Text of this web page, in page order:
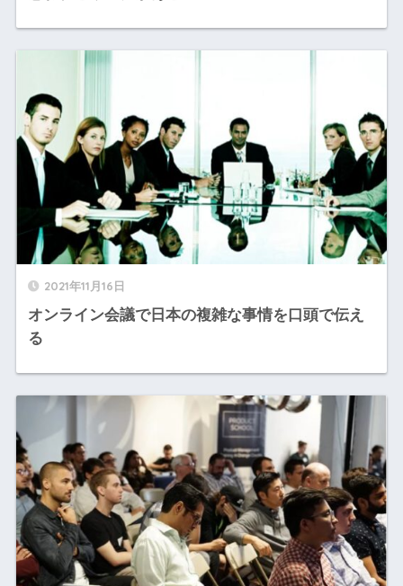
2021年11月16日
オンライン会議で日本の複雑な事情を口頭で伝え
る